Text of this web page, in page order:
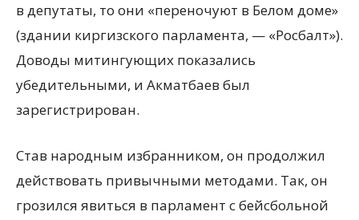
в депутаты, то они «переночуют в Белом доме»
(здании киргизского парламента, — «Росбалт»).
Доводы митингующих показались
убедительными, и Акматбаев был
зарегистрирован.
Став народным избранником, он продолжил
действовать привычными методами. Так, он
грозился явиться в парламент с бейсбольной